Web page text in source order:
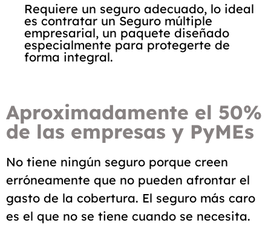
Requiere un seguro adecuado, lo ideal
es contratar un Seguro múltiple
empresarial, un paquete diseñado
especialmente para protegerte de
forma integral.
Aproximadamente el 50%
de las empresas y PyMEs
No tiene ningún seguro porque creen
erróneamente que no pueden afrontar el
gasto de la cobertura. El seguro más caro
es el que no se tiene cuando se necesita.